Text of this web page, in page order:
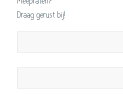
Draag gerust bij!